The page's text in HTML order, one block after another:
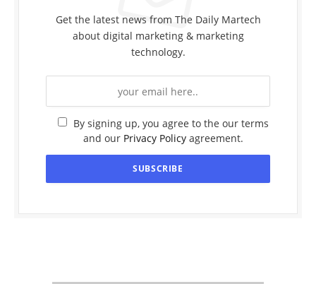
Get the latest news from The Daily Martech
about digital marketing & marketing
technology.
By signing up, you agree to the our terms
and our Privacy Policyagreement.